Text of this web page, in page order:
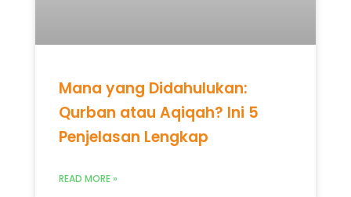
Mana yang Didahulukan:
Qurban atau Aqiqah? Ini 5
Penjelasan Lengkap
READ MORE »